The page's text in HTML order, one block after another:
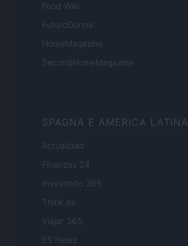
Food Wiki
FuturoDonna
HomeMagazine
SecondHomeMagazine
SPAGNA E AMERICA LATINA
Actualidad
Finanzas 24
Investindo 365
Think.es
Viajar 365
ES Newz